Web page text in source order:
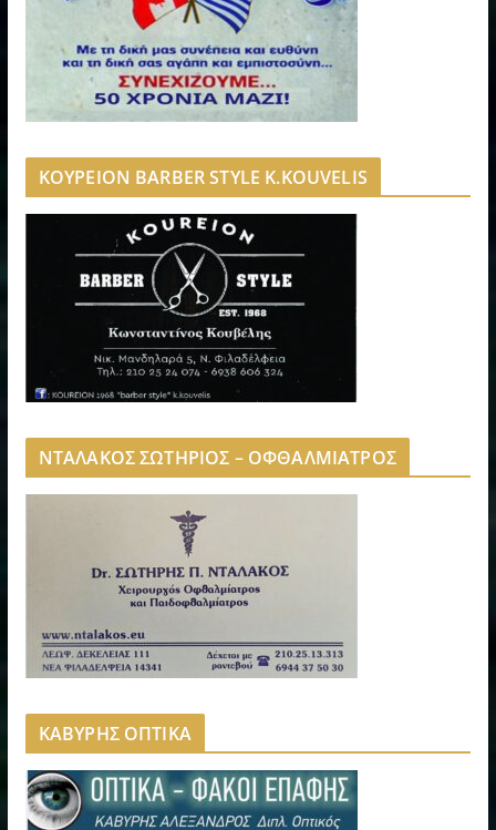
ΚΟΥΡΕΙΟΝ BARBER STYLE K.KOUVELIS
ΝΤΑΛΑΚΟΣ ΣΩΤΗΡΙΟΣ – ΟΦΘΑΛΜΙΑΤΡΟΣ
ΚΑΒΥΡΗΣ ΟΠΤΙΚΑ